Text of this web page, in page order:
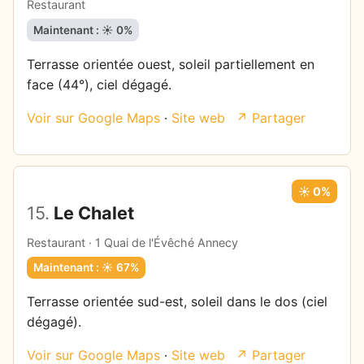
Restaurant
Maintenant : ☀️ 0%
Terrasse orientée ouest, soleil partiellement en
face (44°), ciel dégagé.
Voir sur Google Maps · Site web ↗ Partager
15. Le Chalet
Restaurant · 1 Quai de l'Évêché Annecy
☀️ 0%
Maintenant : ☀️ 67%
Terrasse orientée sud-est, soleil dans le dos (ciel
dégagé).
Voir sur Google Maps · Site web ↗ Partager